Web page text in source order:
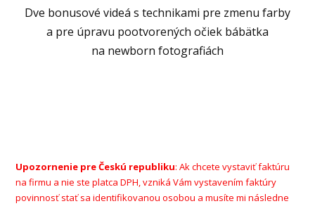
Dve bonusové videá s technikami pre zmenu farby
a pre úpravu pootvorených očiek bábätka
na newborn fotografiách
Upozornenie pre Českú republiku: Ak chcete vystaviť faktúru
na firmu a nie ste platca DPH, vzniká Vám vystavením faktúry
povinnosť stať sa identifikovanou osobou a musíte mi následne